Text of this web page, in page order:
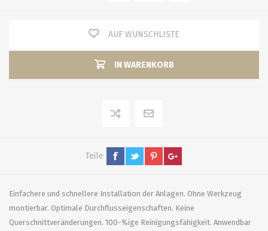
AUF WUNSCHLISTE
IN WARENKORB
Teile
Einfachere und schnellere Installation der Anlagen. Ohne Werkzeug
montierbar. Optimale Durchflusseigenschaften. Keine
Querschnittveränderungen. 100-%ige Reinigungsfähigkeit. Anwendbar